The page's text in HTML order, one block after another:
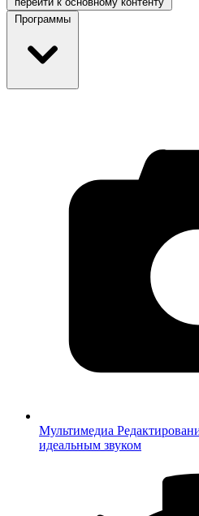
Программы
Мультимедиа
идеальным звуком